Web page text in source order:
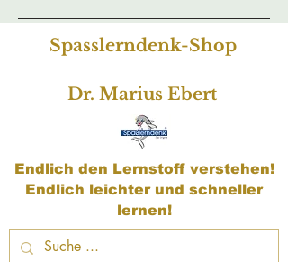
Spasslerndenk-Shop
Dr. Marius Ebert
Endlich den Lernstoff verstehen!
Endlich leichter und schneller
lernen!